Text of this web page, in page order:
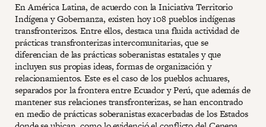
En América Latina, de acuerdo con la Iniciativa Territorio
Indígena y Gobernanza, existen hoy 108 pueblos indígenas
transfronterizos. Entre ellos, destaca una fluida actividad de
prácticas transfronterizas intercomunitarias, que se
diferencian de las prácticas soberanistas estatales y que
incluyen sus propias ideas, formas de organización y
relacionamientos. Este es el caso de los pueblos achuares,
separados por la frontera entre Ecuador y Perú, que además de
mantener sus relaciones transfronterizas, se han encontrado
en medio de prácticas soberanistas exacerbadas de los Estados